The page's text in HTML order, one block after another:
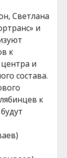
Светлана
и
к
и
состава.
к